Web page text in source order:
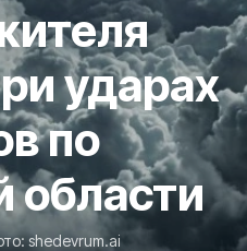
ударах
по
области
shedevrum.ai